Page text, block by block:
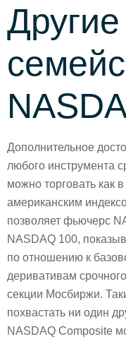
Дополнительное
любого инструмента
можно торговать как
американским
позволяет фьючерс
NASDAQ 100,
по отношению к
деривативам
секции Мосбиржи.
похвастать ни один
NASDAQ Composite